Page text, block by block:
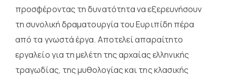
προσφέροντας τη δυνατότητα να εξερευνήσουν
τη συνολική δραματουργία του Ευριπίδη πέρα
από τα γνωστά έργα. Αποτελεί απαραίτητο
εργαλείο για τη μελέτη της αρχαίας ελληνικής
τραγωδίας, της μυθολογίας και της κλασικής